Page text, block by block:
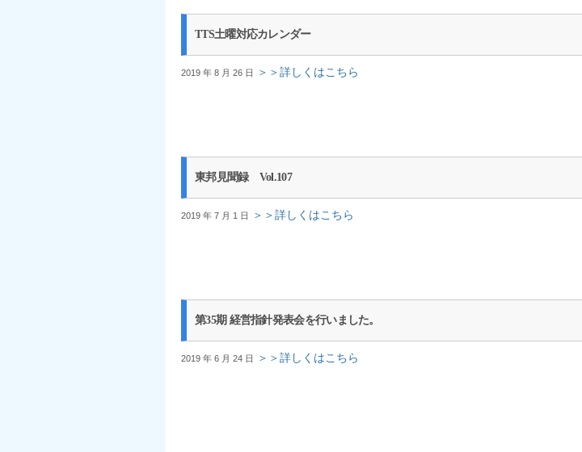
TTS土曜対応カレンダー
2019 年 8 月 26 日 ＞＞詳しくはこちら
東邦見聞録 Vol.107
2019 年 7 月 1 日 ＞＞詳しくはこちら
第35期 経営指針発表会を行いました。
2019 年 6 月 24 日 ＞＞詳しくはこちら